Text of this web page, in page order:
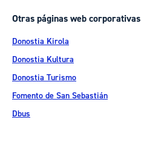
Otras páginas web corporativas
Donostia Kirola
Donostia Kultura
Donostia Turismo
Fomento de San Sebastián
Dbus